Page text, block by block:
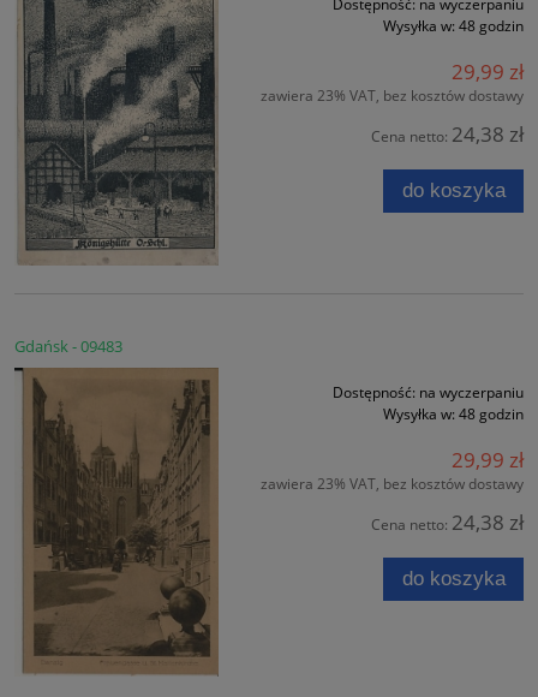
Wysyłka w: 48 godzin
29,99 zł
zawiera 23% VAT, bez kosztów dostawy
Cena netto: 24,38 zł
do koszyka
Gdańsk - 09483
Dostępność: na wyczerpaniu
Wysyłka w: 48 godzin
29,99 zł
zawiera 23% VAT, bez kosztów dostawy
Cena netto: 24,38 zł
do koszyka